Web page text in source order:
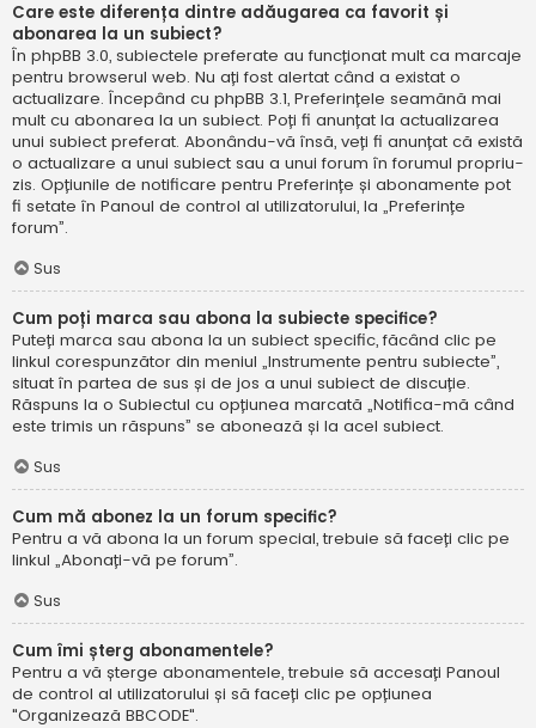
Care este diferența dintre adăugarea ca favorit și
abonarea la un subiect?
În phpBB 3.0, subiectele preferate au funcționat mult ca marcaje
pentru browserul web. Nu ați fost alertat când a existat o
actualizare. Începând cu phpBB 3.1, Preferințele seamănă mai
mult cu abonarea la un subiect. Poți fi anunțat la actualizarea
unui subiect preferat. Abonându-vă însă, veți fi anunțat că există
o actualizare a unui subiect sau a unui forum în forumul propriu-
zis. Opțiunile de notificare pentru Preferințe și abonamente pot
fi setate în Panoul de control al utilizatorului, la „Preferințe
forum”.
Sus
Cum poți marca sau abona la subiecte specifice?
Puteți marca sau abona la un subiect specific, făcând clic pe
linkul corespunzător din meniul „Instrumente pentru subiecte”,
situat în partea de sus și de jos a unui subiect de discuție.
Răspuns la o Subiectul cu opțiunea marcată „Notifica-mă când
este trimis un răspuns” se abonează și la acel subiect.
Sus
Cum mă abonez la un forum specific?
Pentru a vă abona la un forum special, trebuie să faceți clic pe
linkul „Abonați-vă pe forum”.
Sus
Cum îmi șterg abonamentele?
Pentru a vă șterge abonamentele, trebuie să accesați Panoul
de control al utilizatorului și să faceți clic pe opțiunea
"Organizează BBCODE".